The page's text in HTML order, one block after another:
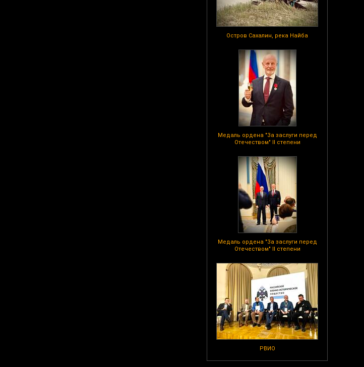
Остров Сахалин, река Найба
Медаль ордена "За заслуги перед
Отечеством" II степени
Медаль ордена "За заслуги перед
Отечеством" II степени
РВИО